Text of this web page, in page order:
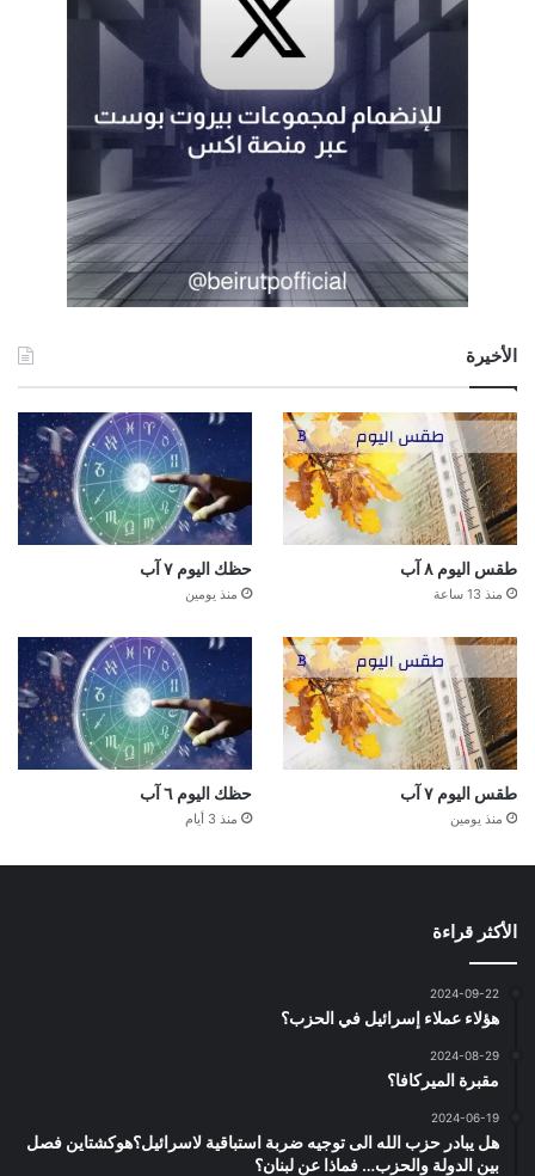
الأخيرة
طقس اليوم ٨ آب
منذ 13 ساعة
حظك اليوم ٧ آب
منذ يومين
طقس اليوم ٧ آب
منذ يومين
حظك اليوم ٦ آب
منذ 3 أيام
الأكثر قراءة
2024-09-22
هؤلاء عملاء إسرائيل في الحزب؟
2024-08-29
مقبرة الميركافا؟
2024-06-19
هل يبادر حزب الله الى توجيه ضربة استباقية لاسرائيل؟هوكشتاين فصل
بين الدولة والحزب… فماذا عن لبنان؟